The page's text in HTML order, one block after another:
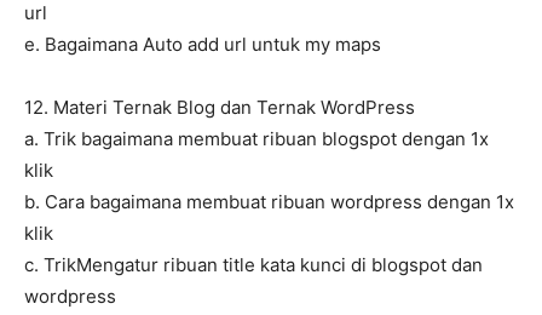
url
e. Bagaimana Auto add url untuk my maps
12. Materi Ternak Blog dan Ternak WordPress
a. Trik bagaimana membuat ribuan blogspot dengan 1x
klik
b. Cara bagaimana membuat ribuan wordpress dengan 1x
klik
c. TrikMengatur ribuan title kata kunci di blogspot dan
wordpress